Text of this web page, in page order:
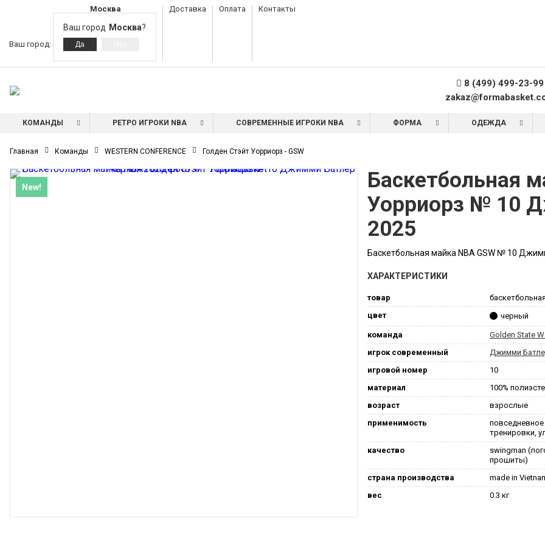
Ваш город:
Москва
Ваш город Москва?
Доставка Оплата Контакты
8 (499) 499-23-99
КОМАНДЫ РЕТРО ИГРОКИ NBA СОВРЕМЕННЫЕ ИГРОКИ NBA ФОРМА ОДЕЖДА
Главная Команды WESTERN CONFERENCE Голден Стэйт Уорриорз - GSW
New!
Баскетбольная
Уорриорз № 10
2025
Баскетбольная майка NBA GSW № 10
ХАРАКТЕРИСТИКИ
товар
цвет
черный
команда
Golden State
игрок современный
Джимми
игровой номер
10
материал
100%
возраст
взрослые
применимость
тренировки,
качество
swingman
прошиты)
страна производства
made in
вес
0.3 кг